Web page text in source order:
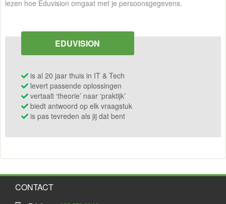
lezen hoe Eduvision omgaat met je persoonsgegevens.
EDUVISION
is al 20 jaar thuis in IT & Tech
levert passende oplossingen
vertaalt ‘theorie’ naar ‘praktijk’
biedt antwoord op elk vraagstuk
is pas tevreden als jij dat bent
CONTACT